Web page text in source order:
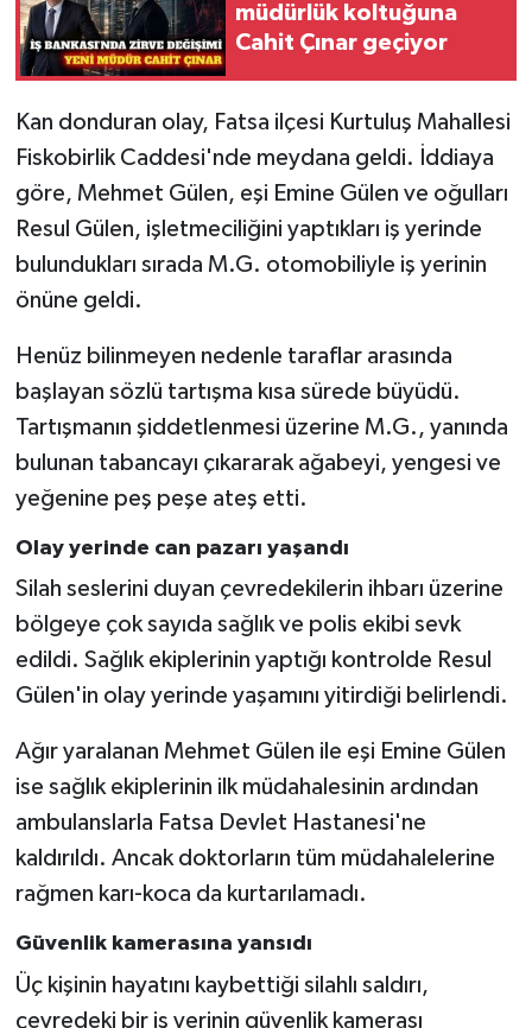
müdürlük koltuğuna
Cahit Çınar geçiyor
Kan donduran olay, Fatsa ilçesi Kurtuluş Mahallesi
Fiskobirlik Caddesi'nde meydana geldi. İddiaya
göre, Mehmet Gülen, eşi Emine Gülen ve oğulları
Resul Gülen, işletmeciliğini yaptıkları iş yerinde
bulundukları sırada M.G. otomobiliyle iş yerinin
önüne geldi.
Henüz bilinmeyen nedenle taraflar arasında
başlayan sözlü tartışma kısa sürede büyüdü.
Tartışmanın şiddetlenmesi üzerine M.G., yanında
bulunan tabancayı çıkararak ağabeyi, yengesi ve
yeğenine peş peşe ateş etti.
Olay yerinde can pazarı yaşandı
Silah seslerini duyan çevredekilerin ihbarı üzerine
bölgeye çok sayıda sağlık ve polis ekibi sevk
edildi. Sağlık ekiplerinin yaptığı kontrolde Resul
Gülen'in olay yerinde yaşamını yitirdiği belirlendi.
Ağır yaralanan Mehmet Gülen ile eşi Emine Gülen
ise sağlık ekiplerinin ilk müdahalesinin ardından
ambulanslarla Fatsa Devlet Hastanesi'ne
kaldırıldı. Ancak doktorların tüm müdahalelerine
rağmen karı-koca da kurtarılamadı.
Güvenlik kamerasına yansıdı
Üç kişinin hayatını kaybettiği silahlı saldırı,
çevredeki bir iş yerinin güvenlik kamerası